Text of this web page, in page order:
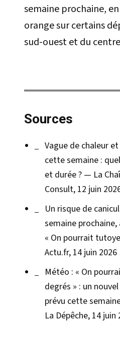
semaine prochaine,
orange sur certains
sud-ouest et du
Sources
Vague de chaleur
cette semaine :
et durée ? — La
Consult, 12 juin
Un risque de
semaine
« On pourrait
Actu.fr, 14 juin 2026
Météo : « On
degrés » : un
prévu cette
La Dépêche, 14 juin